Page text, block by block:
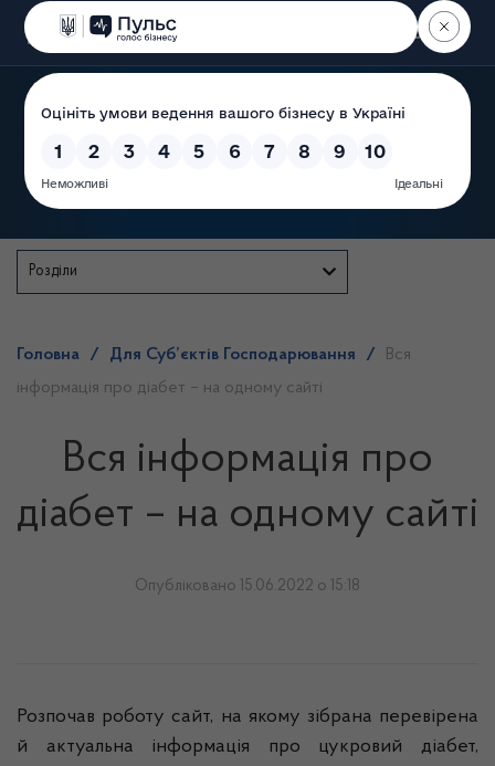
Пошук
Розділи
Головна / Для Суб’єктів Господарювання /
Вся
інформація про діабет – на одному сайті
Вся інформація про
діабет – на одному сайті
Опубліковано 15.06.2022 о 15:18
Розпочав роботу сайт, на якому зібрана перевірена
й актуальна інформація про цукровий діабет,